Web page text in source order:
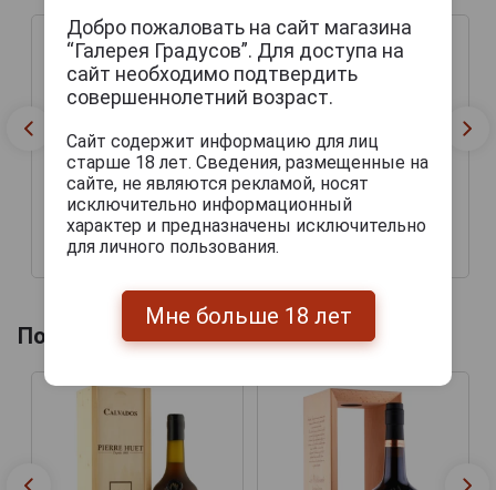
9 180 руб.
Похожие товары по году производства
Добро пожаловать на сайт магазина
“Галерея Градусов”. Для доступа на
сайт необходимо подтвердить
совершеннолетний возраст.
Сайт содержит информацию для лиц
старше 18 лет. Сведения, размещенные на
сайте, не являются рекламой, носят
исключительно информационный
характер и предназначены исключительно
для личного пользования.
Мне больше 18 лет